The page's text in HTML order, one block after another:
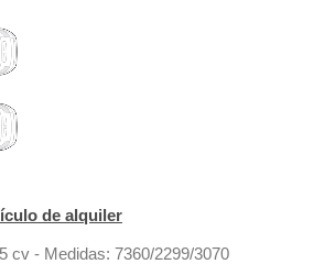
de alquiler
cv - Medidas: 7360/2299/3070